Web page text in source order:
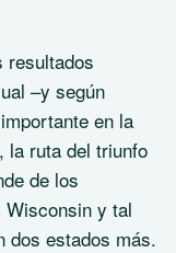
resultados
–y según
en la
la ruta del triunfo
de los
Wisconsin y tal
dos estados más.